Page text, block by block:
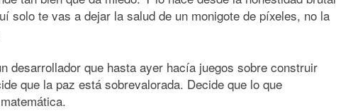
solo te vas a dejar la salud de un monigote de píxeles, no la
desarrollador que hasta ayer hacía juegos sobre construir
que la paz está sobrevalorada. Decide que lo que